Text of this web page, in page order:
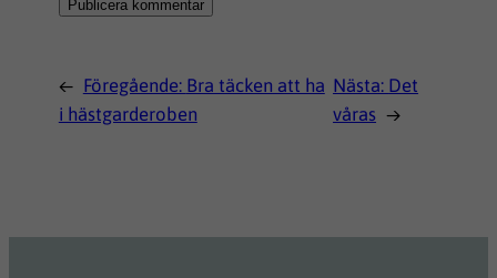
← Föregående: Bra täcken att ha
i hästgarderoben
Nästa: Det
våras →